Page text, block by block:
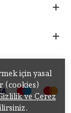
için yasal
(cookies)
ve Çerez